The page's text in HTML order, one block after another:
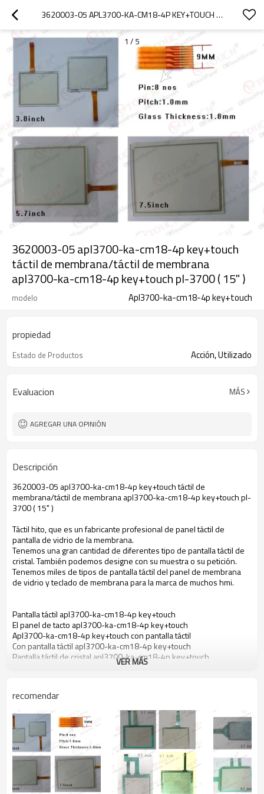
3620003-05 APL3700-KA-CM18-4P KEY+TOUCH TÁCTIL DE MEMBRANA/TÁCTIL DE MEMBRANA APL3700-KA-CM18-4P KEY+TOUCH PL-3700 ( 15" )
1 / 5
3620003-05 apl3700-ka-cm18-4p key+touch
táctil de membrana/táctil de membrana
apl3700-ka-cm18-4p key+touch pl-3700 ( 15" )
modelo Apl3700-ka-cm18-4p key+touch
propiedad
Estado de Productos Acción, Utilizado
Evaluacion MÁS
AGREGAR UNA OPINIÓN
Descripción
3620003-05 apl3700-ka-cm18-4p key+touch táctil de
membrana/táctil de membrana apl3700-ka-cm18-4p key+touch pl-
3700 ( 15" )
Táctil hito, que es un fabricante profesional de panel táctil de
pantalla de vidrio de la membrana.
Tenemos una gran cantidad de diferentes tipo de pantalla táctil de
cristal. También podemos designe con su muestra o su petición.
Tenemos miles de tipos de pantalla táctil del panel de membrana
de vidrio y teclado de membrana para la marca de muchos hmi.
Pantalla táctil apl3700-ka-cm18-4p key+touch
El panel de tacto apl3700-ka-cm18-4p key+touch
Apl3700-ka-cm18-4p key+touch con pantalla táctil
Con pantalla táctil apl3700-ka-cm18-4p key+touch
Pantalla táctil de cristal apl3700-ka-cm18-4p key+touch
Apl3700-ka-cm18-4p key+touch táctil de membrana
El panel de tacto para apl3700-ka-cm18-4p key+touch
Pantalla táctil para apl3700-ka-cm18-4p key+touch
Pantalla táctil de cristal para apl3700-ka-cm18-4p key+touch
Táctil de membrana para apl3700-ka-cm18-4p key+touch
Apl3700-ka-cm18-4p key+touch de la pantalla táctil
VER MÁS
recomendar